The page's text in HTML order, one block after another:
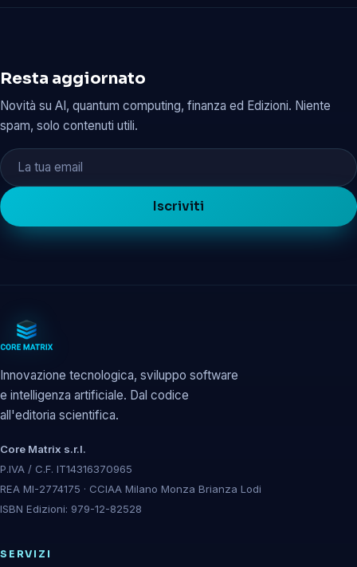
Resta aggiornato
Novità su AI, quantum computing, finanza ed Edizioni. Niente
spam, solo contenuti utili.
Iscriviti
Innovazione tecnologica, sviluppo software
e intelligenza artificiale. Dal codice
all'editoria scientifica.
Core Matrix s.r.l.
P.IVA / C.F. IT14316370965
REA MI-2774175 · CCIAA Milano Monza Brianza Lodi
ISBN Edizioni: 979-12-82528
SERVIZI